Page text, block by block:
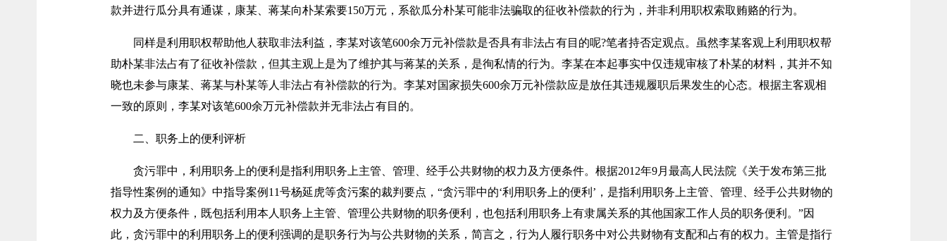
款并进行瓜分具有通谋，康某、蒋某向朴某索要150万元，系欲瓜分朴某可能非法骗取的征收补偿款的行为，并非利用职权索取贿赂的行为。
同样是利用职权帮助他人获取非法利益，李某对该笔600余万元补偿款是否具有非法占有目的呢?笔者持否定观点。虽然李某客观上利用职权帮
助朴某非法占有了征收补偿款，但其主观上是为了维护其与蒋某的关系，是徇私情的行为。李某在本起事实中仅违规审核了朴某的材料，其并不知
晓也未参与康某、蒋某与朴某等人非法占有补偿款的行为。李某对国家损失600余万元补偿款应是放任其违规履职后果发生的心态。根据主客观相
一致的原则，李某对该笔600余万元补偿款并无非法占有目的。
二、职务上的便利评析
贪污罪中，利用职务上的便利是指利用职务上主管、管理、经手公共财物的权力及方便条件。根据2012年9月最高人民法院《关于发布第三批
指导性案例的通知》中指导案例11号杨延虎等贪污案的裁判要点，“贪污罪中的‘利用职务上的便利’，是指利用职务上主管、管理、经手公共财物的
权力及方便条件，既包括利用本人职务上主管、管理公共财物的职务便利，也包括利用职务上有隶属关系的其他国家工作人员的职务便利。”因
此，贪污罪中的利用职务上的便利强调的是职务行为与公共财物的关系，简言之，行为人履行职务中对公共财物有支配和占有的权力。主管是指行